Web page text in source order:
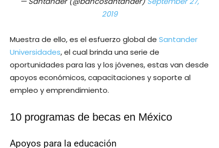
2019
Muestra de ello, es el esfuerzo global de Santander
Universidades, el cual brinda una serie de
oportunidades para las y los jóvenes, estas van desde
apoyos económicos, capacitaciones y soporte al
empleo y emprendimiento.
10 programas de becas en México
Apoyos para la educación